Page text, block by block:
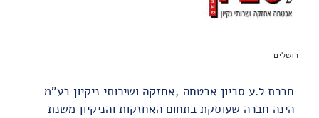
ירושלים
חברת ל.ע סביון אבטחה ,אחזקה ושירותי ניקיון בע"מ
הינה חברה שעוסקת בתחום האחזקות והניקיון משנת